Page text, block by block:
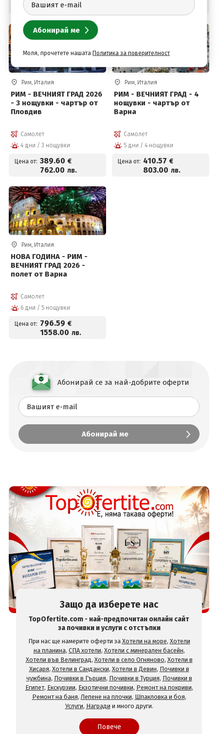
1367.13 лв.
Рим, Италия
РИМ - ВЕЧНИЯТ ГРАД 2026
- 3 нощувки - чартър от
Пловдив
Самолет
4 дни / 3 нощувки
Цена от: 389.60 €
762.00 лв.
Рим, Италия
РИМ - ВЕЧНИЯТ ГРАД - 4
нощувки - чартър от
Варна
Самолет
5 дни / 4 нощувки
Цена от: 410.57 €
803.00 лв.
Рим, Италия
НОВА ГОДИНА - РИМ -
ВЕЧНИЯТ ГРАД 2026 -
полет от Варна
Самолет
6 дни / 5 нощувки
Цена от: 796.59 €
1558.00 лв.
Абонирай се за най-добрите оферти
Защо да изберете нас
TopOfertite.com - най-предпочитан онлайн сайт
за почивки и услуги с отстъпки
При нас ще намерите оферти за Хотели на море, Хотели
на планина, СПА хотели, Хотели с минерален басейн,
Хотели във Велинград, Хотели в село Огняново, Хотели в
Хисаря, Хотели в Сандански, Хотели в Девин, Почивки в
чужбина, Почивки в Гърция, Почивки в Турция, Почивки в
Египет, Екскурзии, Екзотични почивки, Ремонт на покриви,
Ремонт на баня, Лепене на плочки, Шпакловка и боя,
Услуги, Награди и много други.
Повече
Моля, прочетете нашатаПолитика за поверителност